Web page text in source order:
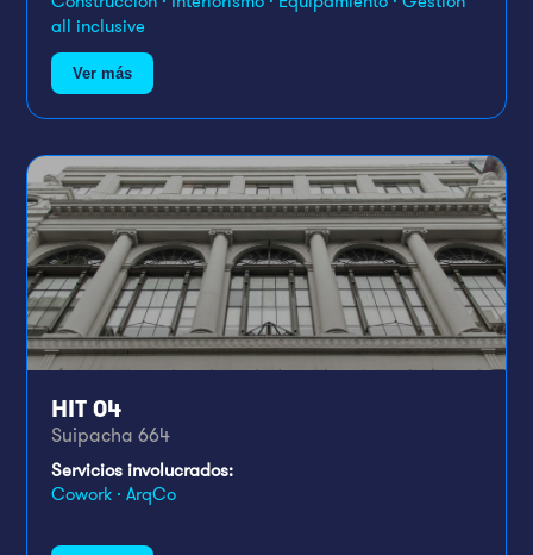
all inclusive
Ver más
HIT 04
Suipacha 664
Servicios involucrados:
Cowork · ArqCo